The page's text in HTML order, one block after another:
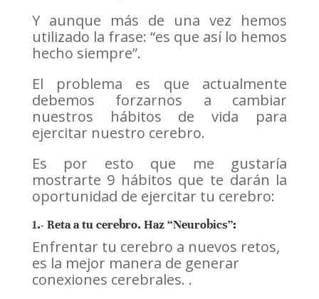
Y aunque más de una vez hemos
utilizado la frase: “es que así lo hemos
hecho siempre”.
El problema es que actualmente
debemos forzarnos a cambiar
nuestros hábitos de vida para
ejercitar nuestro cerebro.
Es por esto que me gustaría
mostrarte 9 hábitos que te darán la
oportunidad de ejercitar tu cerebro:
1.- Reta a tu cerebro. Haz “Neurobics”:
Enfrentar tu cerebro a nuevos retos,
es la mejor manera de generar
conexiones cerebrales. .